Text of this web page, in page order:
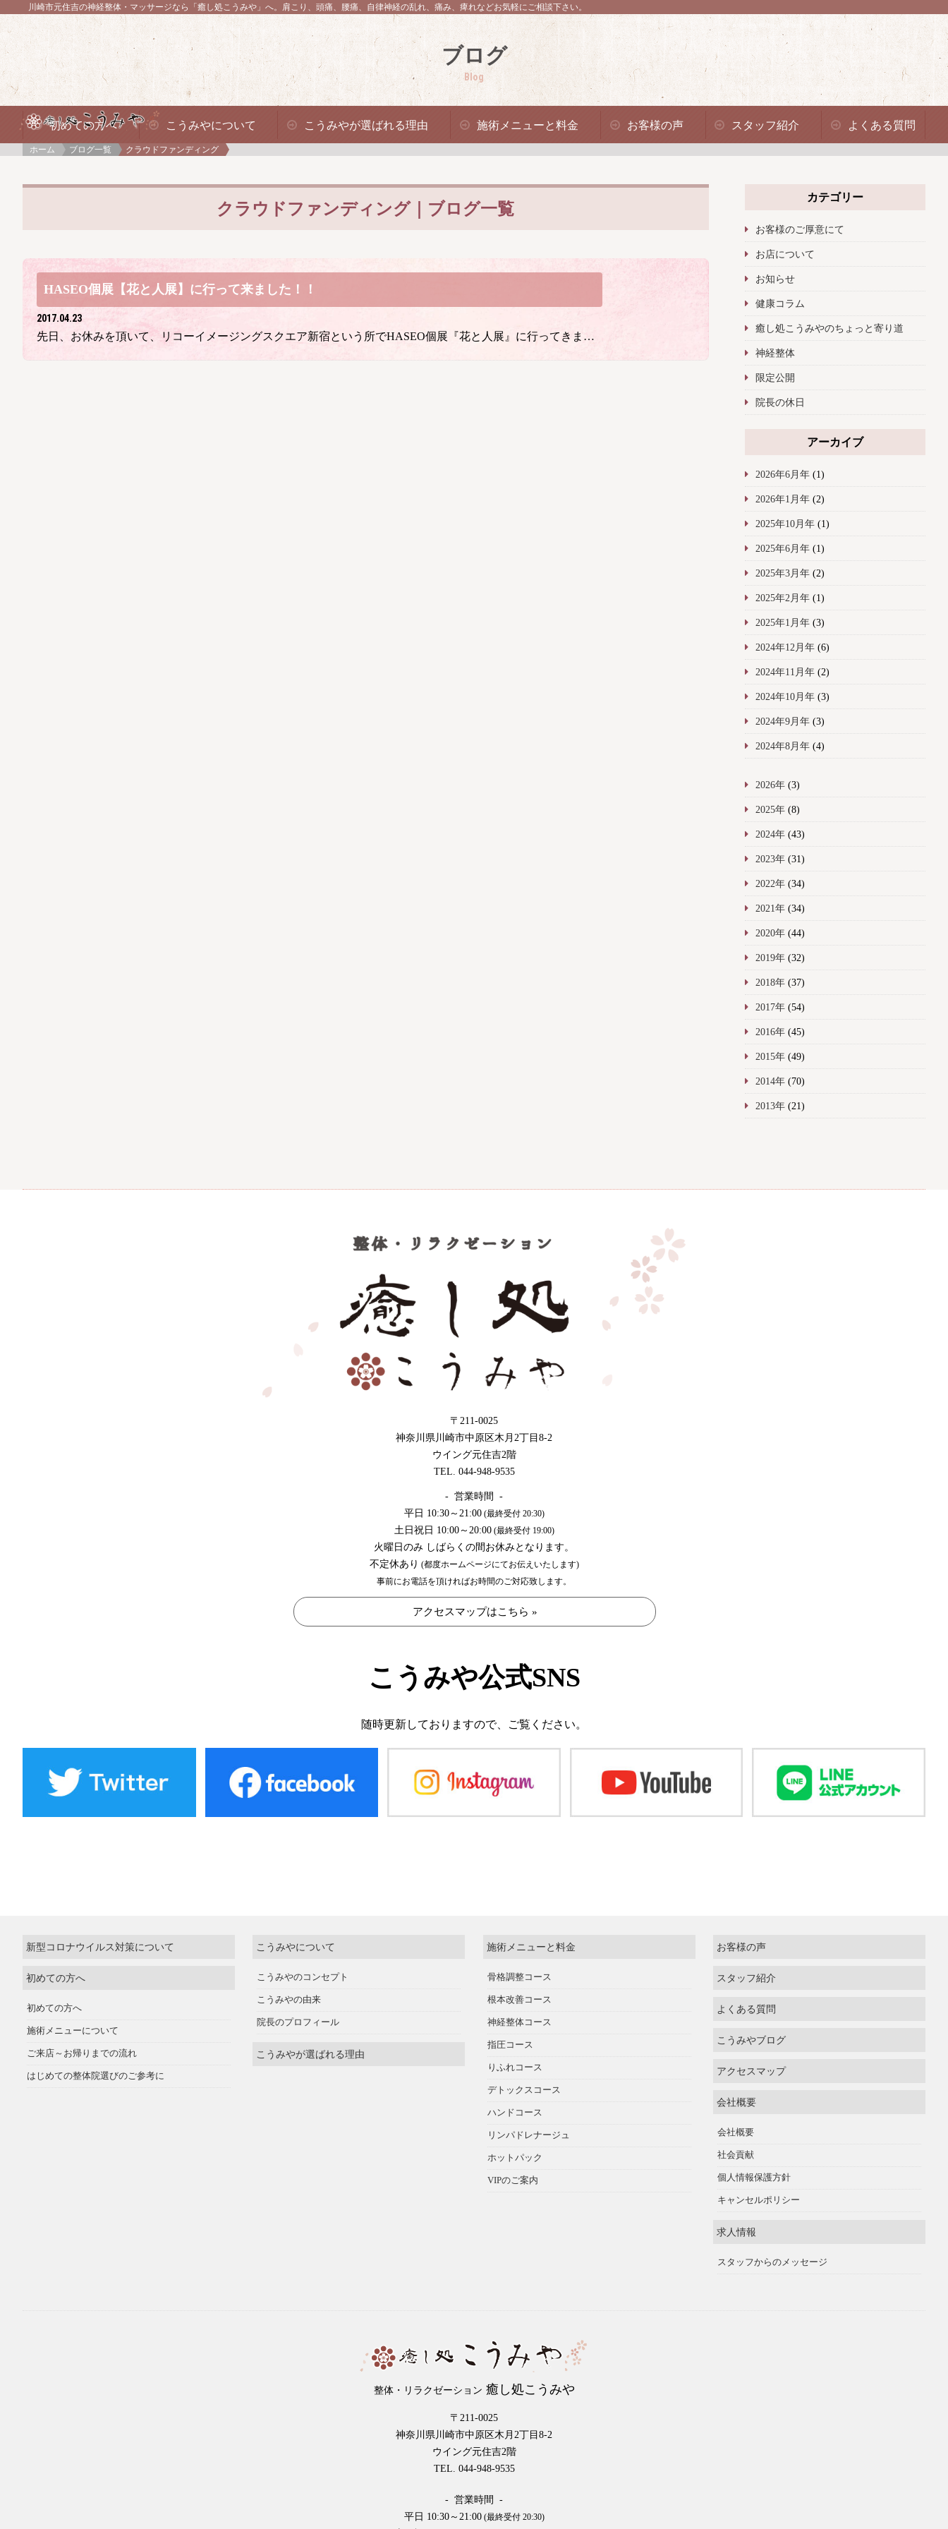
川崎市元住吉の神経整体・マッサージなら「癒し処こうみや」へ。 肩こり、頭痛、腰痛、自律神経の乱れ、痛み、痺れなどお気軽にご相談下さい。
ブログ
Blog
初めての方へ こうみやについて こうみやが選ばれる理由 施術メニューと料金 お客様の声 スタッフ紹介 よくある質問
ホーム ブログ一覧 クラウドファンディング
クラウドファンディング｜ブログ一覧
HASEO個展【花と人展】に行って来ました！！
2017.04.23
先日、お休みを頂いて、リコーイメージングスクエア新宿という所でHASEO個展『花と人展』に行ってきま…
カテゴリー
お客様のご厚意にて
お店について
お知らせ
健康コラム
癒し処こうみやのちょっと寄り道
神経整体
限定公開
院長の休日
アーカイブ
2026年6月年(1)
2026年1月年(2)
2025年10月年(1)
2025年6月年(1)
2025年3月年(2)
2025年2月年(1)
2025年1月年(3)
2024年12月年(6)
2024年11月年(2)
2024年10月年(3)
2024年9月年(3)
2024年8月年(4)
2026年(3)
2025年(8)
2024年(43)
2023年(31)
2022年(34)
2021年(34)
2020年(44)
2019年(32)
2018年(37)
2017年(54)
2016年(45)
2015年(49)
2014年(70)
2013年(21)
〒211-0025
神奈川県川崎市中原区木月2丁目8-2
ウイング元住吉2階
TEL. 044-948-9535
- 営業時間 -
平日 10:30～21:00(最終受付 20:30)
土日祝日 10:00～20:00(最終受付 19:00)
火曜日のみ しばらくの間お休みとなります。
不定休あり (都度ホームページにてお伝えいたします)
事前にお電話を頂ければお時間のご対応致します。
アクセスマップはこちら »
こうみや公式SNS
随時更新しておりますので、 ご覧ください。
新型コロナウイルス対策について
初めての方へ
初めての方へ
施術メニューについて
ご来店～お帰りまでの流れ
はじめての整体院選びのご参考に
こうみやについて
こうみやのコンセプト
こうみやの由来
院長のプロフィール
こうみやが選ばれる理由
施術メニューと料金
骨格調整コース
根本改善コース
神経整体コース
指圧コース
りふれコース
デトックスコース
ハンドコース
リンパドレナージュ
ホットパック
VIPのご案内
お客様の声
スタッフ紹介
よくある質問
こうみやブログ
アクセスマップ
会社概要
会社概要
社会貢献
個人情報保護方針
キャンセルポリシー
求人情報
スタッフからのメッセージ
整体・リラクゼーション 癒し処こうみや
〒211-0025
神奈川県川崎市中原区木月2丁目8-2
ウイング元住吉2階
TEL. 044-948-9535
- 営業時間 -
平日 10:30～21:00(最終受付 20:30)